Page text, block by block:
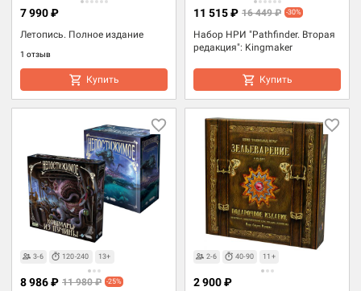
Летопись. Полное издание
1 отзыв
7 990 ₽
Купить
Набор НРИ "Pathfinder. Вторая
редакция": Kingmaker
11 515 ₽ 16 449 ₽ -30%
Купить
3-6 120-240 13+
8 986 ₽ 11 980 ₽ -25%
2-6 40-90 11+
2 900 ₽